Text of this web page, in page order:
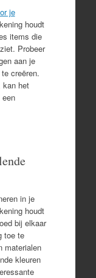
je
houdt
items die
Probeer
aan je
creëren.
kan het
in je
houdt
bij elkaar
toe te
materialen
kleuren